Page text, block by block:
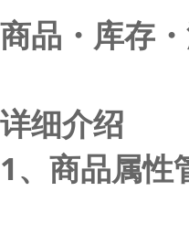
商品・库存
详细介绍
1、商品属性